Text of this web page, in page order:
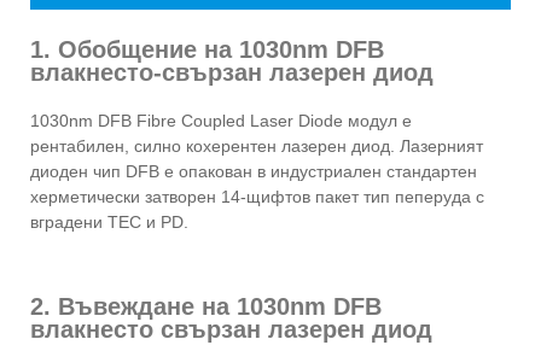
1. Обобщение на 1030nm DFB
влакнесто-свързан лазерен диод
1030nm DFB Fibre Coupled Laser Diode модул е ​​
рентабилен, силно кохерентен лазерен диод. Лазерният
диоден чип DFB е опакован в индустриален стандартен
херметически затворен 14-щифтов пакет тип пеперуда с
вградени TEC и PD.
2. Въвеждане на 1030nm DFB
влакнесто свързан лазерен диод